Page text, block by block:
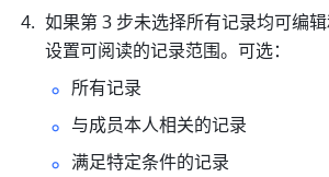
如果第 3 步未选择所有记录均可编
设置可阅读的记录范围。可选：
所有记录
与成员本人相关的记录
满足特定条件的记录